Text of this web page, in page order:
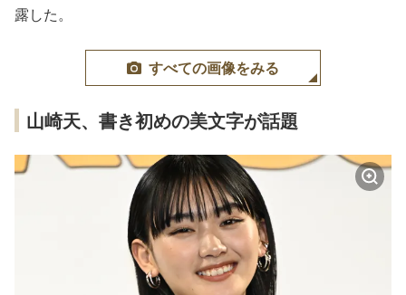
露した。
すべての画像をみる
山崎天、書き初めの美文字が話題